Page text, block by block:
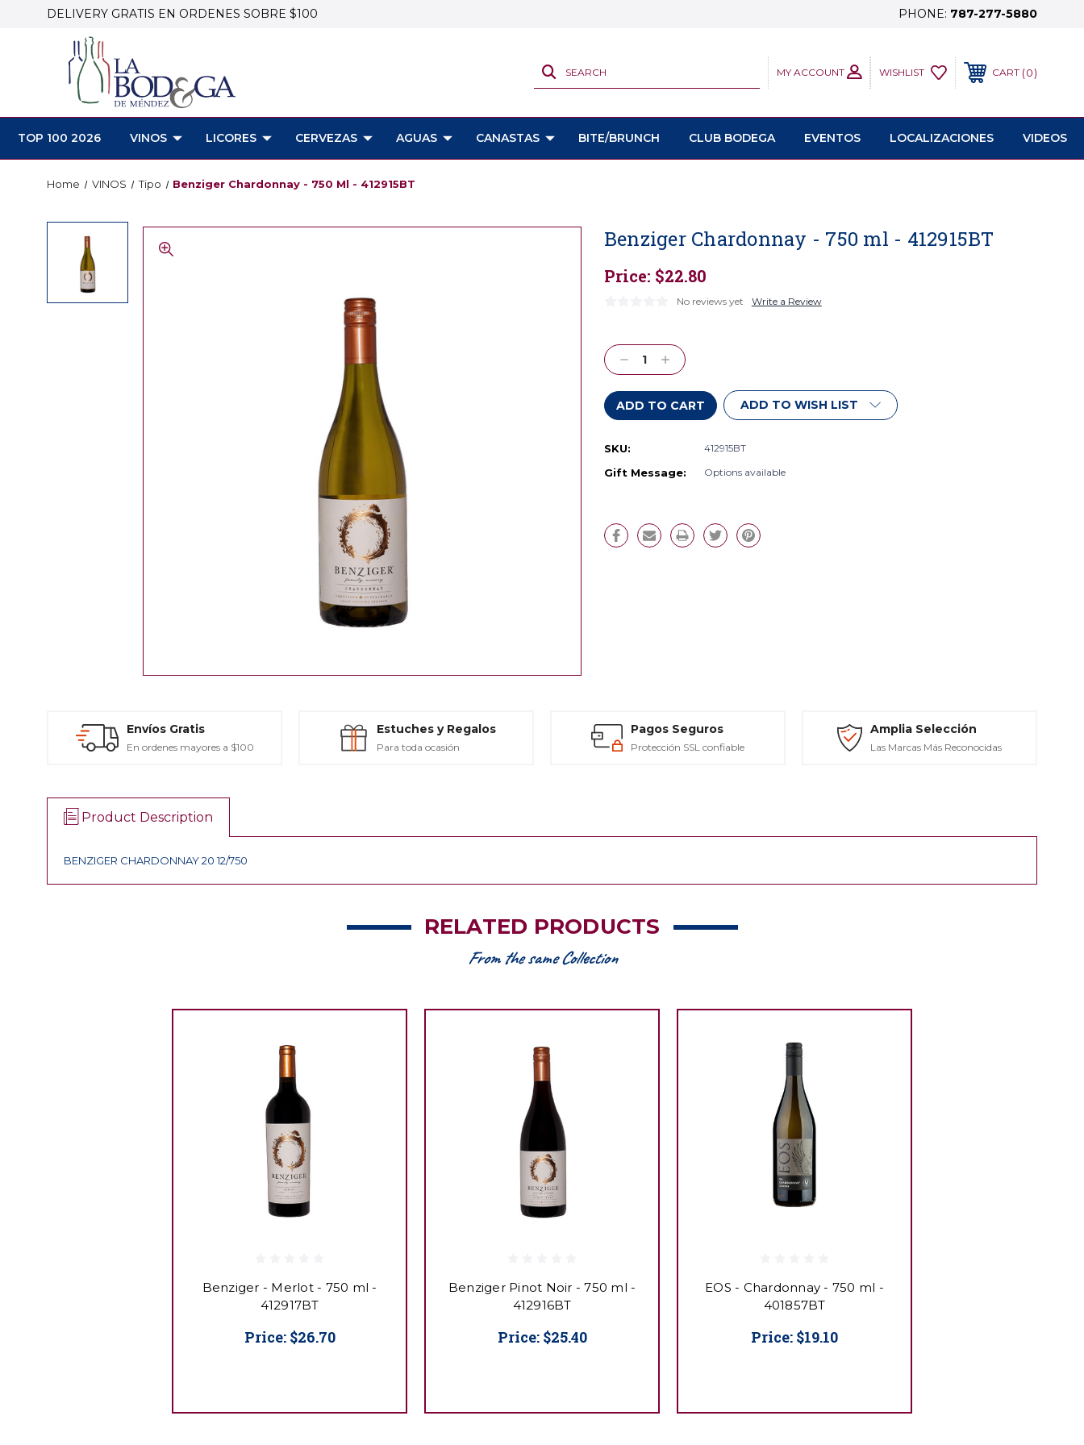
DELIVERY GRATIS EN ORDENES SOBRE $100 PHONE: 787-277-5880
MY ACCOUNT
SEARCH WISHLIST CART 0
TOP 100 2026 VINOS LICORES CERVEZAS AGUAS CANASTAS BITE/BRUNCH CLUB BODEGA EVENTOS LOCALIZACIONES VIDEOS
Home VINOS Tipo Benziger Chardonnay - 750 Ml - 412915BT
Benziger Chardonnay - 750 ml - 412915BT
Price: $22.80
No reviews yet Write a Review
Stock:
Decrease
Quantity:
Increase
Quantity:
ADD TO WISH LIST
SKU: 412915BT
Gift Message: Options available
Envíos Gratis
En ordenes mayores a $100
Estuches y Regalos
Para toda ocasión
Pagos Seguros
Protección SSL confiable
Amplia Selección
Las Marcas Más Reconocidas
Product Description
BENZIGER CHARDONNAY 20 12/750
RELATED PRODUCTS
From the same Collection
Benziger - Merlot - 750 ml -
412917BT
Price: $26.70
Benziger Pinot Noir - 750 ml -
412916BT
Price: $25.40
EOS - Chardonnay - 750 ml -
401857BT
Price: $19.10